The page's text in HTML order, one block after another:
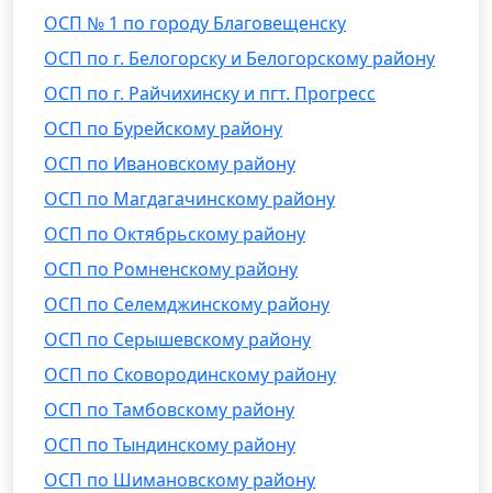
ОСП № 1 по городу Благовещенску
ОСП по г. Белогорску и Белогорскому району
ОСП по г. Райчихинску и пгт. Прогресс
ОСП по Бурейскому району
ОСП по Ивановскому району
ОСП по Магдагачинскому району
ОСП по Октябрьскому району
ОСП по Ромненскому району
ОСП по Селемджинскому району
ОСП по Серышевскому району
ОСП по Сковородинскому району
ОСП по Тамбовскому району
ОСП по Тындинскому району
ОСП по Шимановскому району